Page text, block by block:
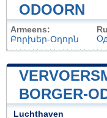
ODOORN
Armeens:
Բորխեր-Օդորն
BORGER-
Luchthaven